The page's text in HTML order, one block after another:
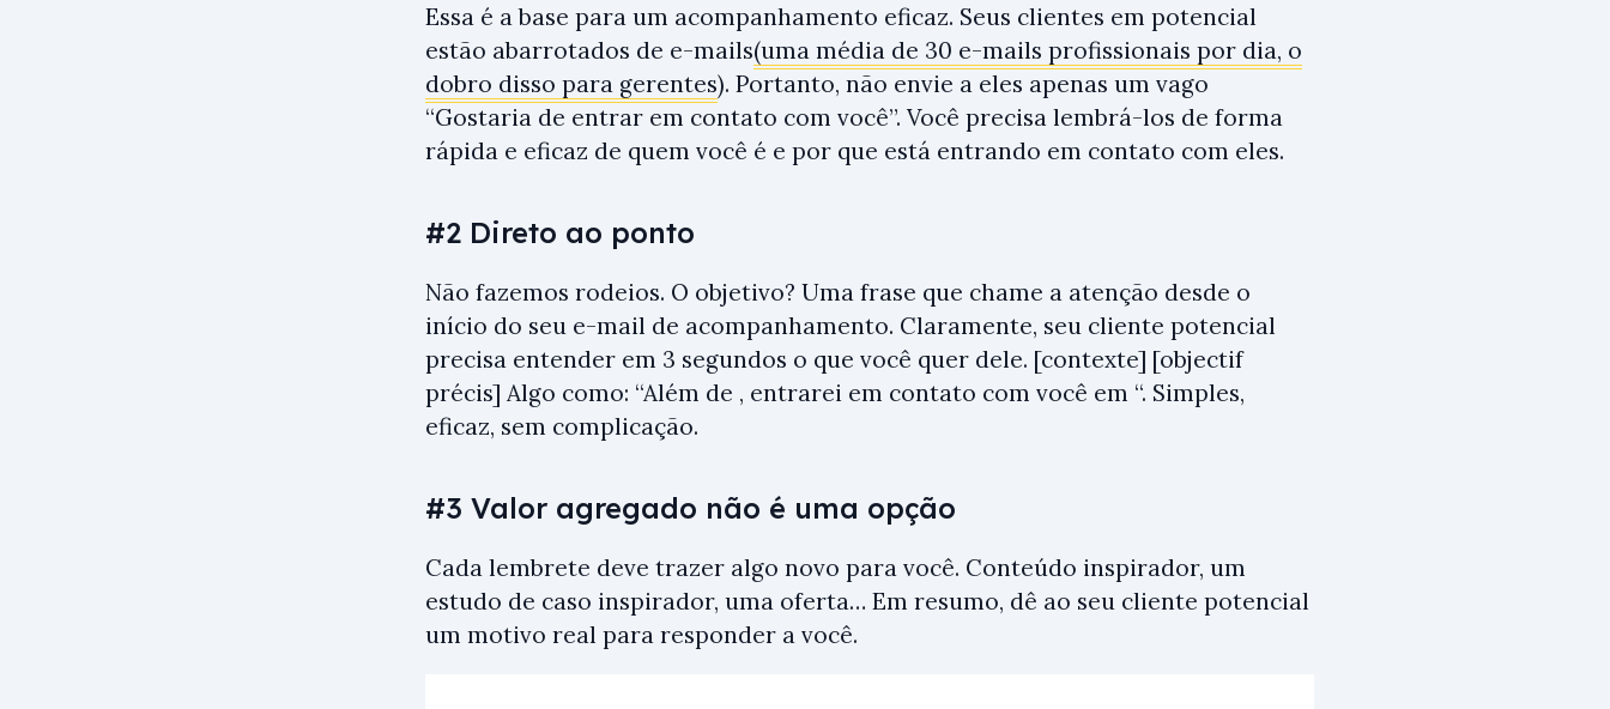
Essa é a base para um acompanhamento eficaz. Seus clientes em potencial
estão abarrotados de e-mails(uma média de 30 e-mails profissionais por dia, o
dobro disso para gerentes). Portanto, não envie a eles apenas um vago
“Gostaria de entrar em contato com você”. Você precisa lembrá-los de forma
rápida e eficaz de quem você é e por que está entrando em contato com eles.
#2 Direto ao ponto
Não fazemos rodeios. O objetivo? Uma frase que chame a atenção desde o
início do seu e-mail de acompanhamento. Claramente, seu cliente potencial
precisa entender em 3 segundos o que você quer dele. [contexte] [objectif
précis] Algo como: “Além de , entrarei em contato com você em “. Simples,
eficaz, sem complicação.
#3 Valor agregado não é uma opção
Cada lembrete deve trazer algo novo para você. Conteúdo inspirador, um
estudo de caso inspirador, uma oferta… Em resumo, dê ao seu cliente potencial
um motivo real para responder a você.